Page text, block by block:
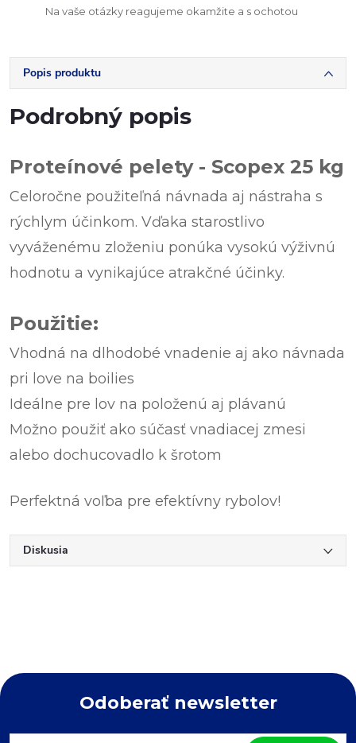
Na vaše otázky reagujeme okamžite a s ochotou
Popis produktu
Podrobný popis
Proteínové pelety - Scopex 25 kg
Celoročne použiteľná návnada aj nástraha s
rýchlym účinkom. Vďaka starostlivo
vyváženému zloženiu ponúka vysokú výživnú
hodnotu a vynikajúce atrakčné účinky.
Použitie:
Vhodná na dlhodobé vnadenie aj ako návnada
pri love na boilies
Ideálne pre lov na položenú aj plávanú
Možno použiť ako súčasť vnadiacej zmesi
alebo dochucovadlo k šrotom
Perfektná voľba pre efektívny rybolov!
Diskusia
Odoberať newsletter